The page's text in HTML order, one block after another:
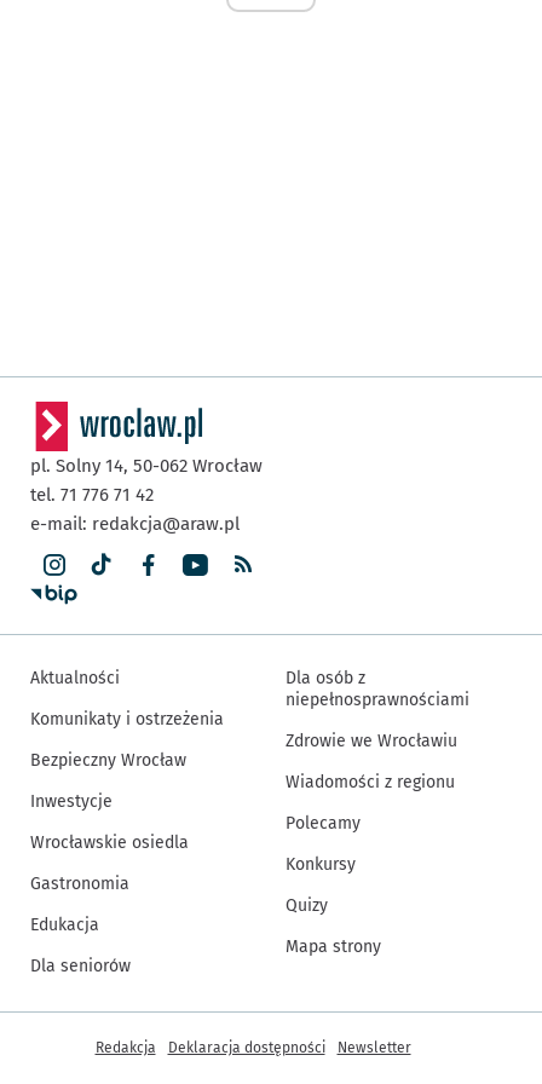
pl. Solny 14, 50-062 Wrocław
tel. 71 776 71 42
e-mail: redakcja@araw.pl
Aktualności
Komunikaty i ostrzeżenia
Bezpieczny Wrocław
Inwestycje
Wrocławskie osiedla
Gastronomia
Edukacja
Dla seniorów
Dla osób z
niepełnosprawnościami
Zdrowie we Wrocławiu
Wiadomości z regionu
Polecamy
Konkursy
Quizy
Mapa strony
Inne informacje
Redakcja Deklaracja dostępności Newsletter